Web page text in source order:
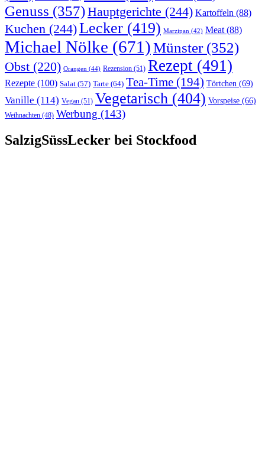
Genuss (357)Hauptgerichte (244) Kartoffeln (88)
Kuchen (244)Lecker (419) Marzipan (42) Meat(88)
Michael Nölke (671)Münster(352)
Obst (220) Orangen (44) Rezension (51) Rezept (491)
Rezepte (100) Salat (57) Tarte (64) Tea-Time (194) Törtchen (69)
Vanille (114) Vegan (51) Vegetarisch (404) Vorspeise (66)
Weihnachten (48) Werbung (143)
SalzigSüssLecker bei Stockfood